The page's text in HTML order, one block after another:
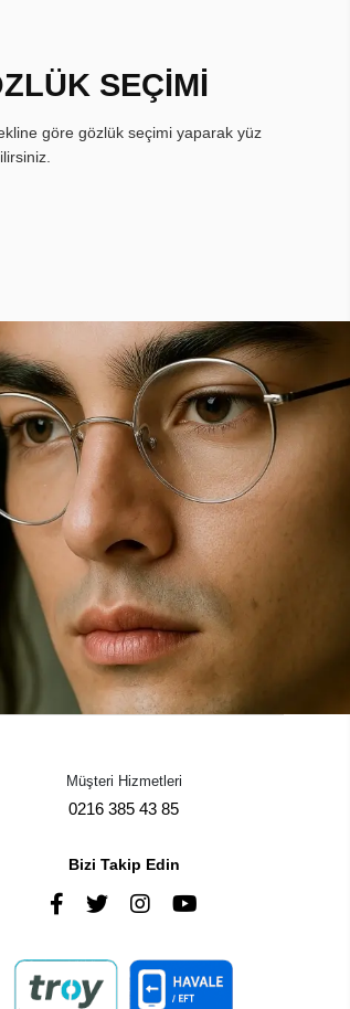
SEÇİMİ
göre gözlük seçimi yaparak yüz
Müşteri Hizmetleri
0216 385 43 85
Bizi Takip Edin